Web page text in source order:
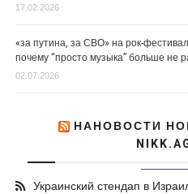
17.02.2026
«за путина, за СВО» на рок-
почему “просто музыка” больше не
02.07.2026
НАНОВОСТИ
Украинский стендап в